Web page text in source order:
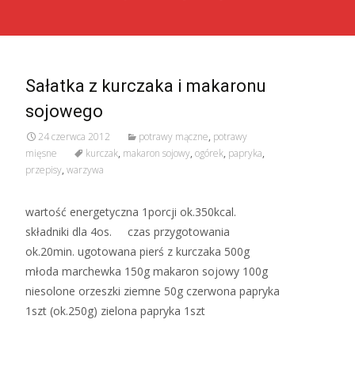
Sałatka z kurczaka i makaronu
sojowego
24 czerwca 2012 potrawy mączne, potrawy
mięsne
kurczak, makaron sojowy, ogórek, papryka,
przepisy, warzywa
wartość energetyczna 1porcji ok.350kcal.
składniki dla 4os. czas przygotowania
ok.20min. ugotowana pierś z kurczaka 500g
młoda marchewka 150g makaron sojowy 100g
niesolone orzeszki ziemne 50g czerwona papryka
1szt (ok.250g) zielona papryka 1szt